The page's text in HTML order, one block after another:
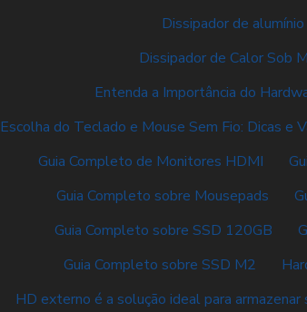
Dissipador de
Dissipador de Calor Sob
Entenda a Importância do
Escolha do Teclado e Mouse Sem Fio: Dicas e
Guia Completo de Monitores HDMI
Guia Completo sobre Mousepads
Guia Completo sobre SSD 120GB
Guia Completo sobre SSD M2
HD externo é a solução ideal para